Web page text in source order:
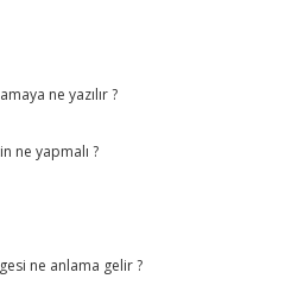
ne yazılır ?
ne yapmalı ?
ne anlama gelir ?